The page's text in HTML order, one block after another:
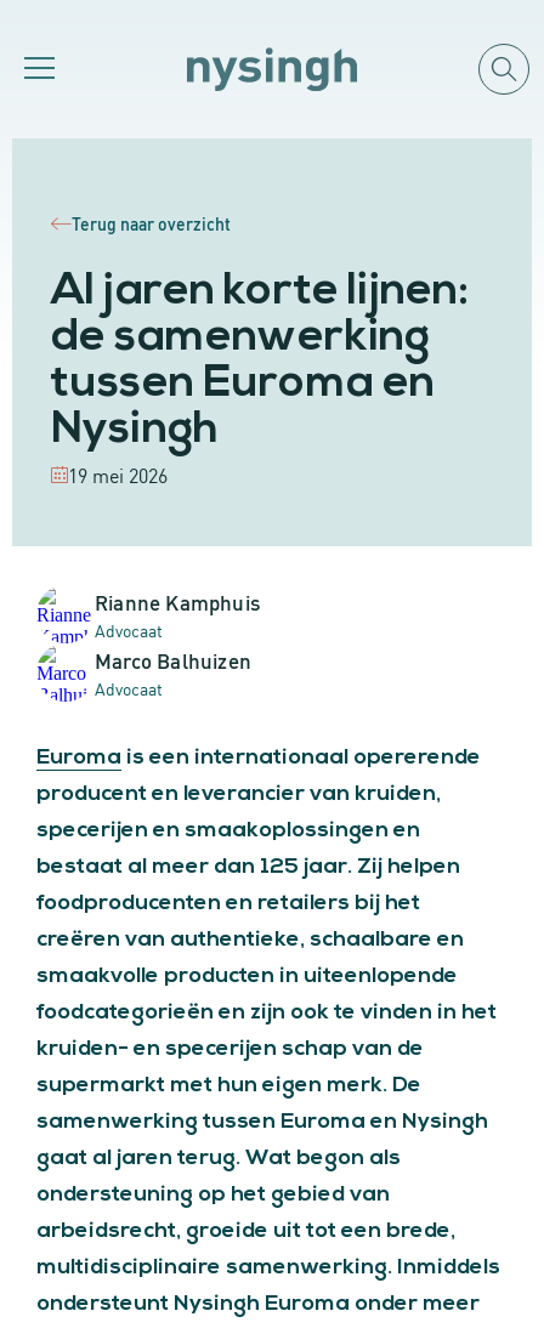
Terug naar overzicht
Al jaren korte lijnen:
de samenwerking
tussen Euroma en
Nysingh
19 mei 2026
Rianne Kamphuis
Advocaat
Marco Balhuizen
Advocaat
Euroma is een internationaal opererende
producent en leverancier van kruiden,
specerijen en smaakoplossingen en
bestaat al meer dan 125 jaar. Zij helpen
foodproducenten en retailers bij het
creëren van authentieke, schaalbare en
smaakvolle producten in uiteenlopende
foodcategorieën en zijn ook te vinden in het
kruiden- en specerijen schap van de
supermarkt met hun eigen merk. De
samenwerking tussen Euroma en Nysingh
gaat al jaren terug. Wat begon als
ondersteuning op het gebied van
arbeidsrecht, groeide uit tot een brede,
multidisciplinaire samenwerking. Inmiddels
ondersteunt Nysingh Euroma onder meer